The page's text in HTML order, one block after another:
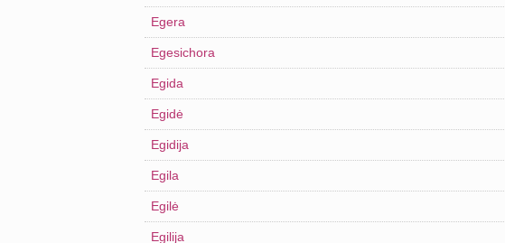
Egera
Egesichora
Egida
Egidė
Egidija
Egila
Egilė
Egilija